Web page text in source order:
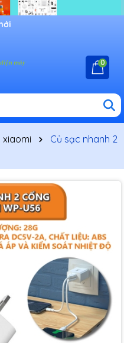
0
xiaomi
Củ sạc nhanh 2